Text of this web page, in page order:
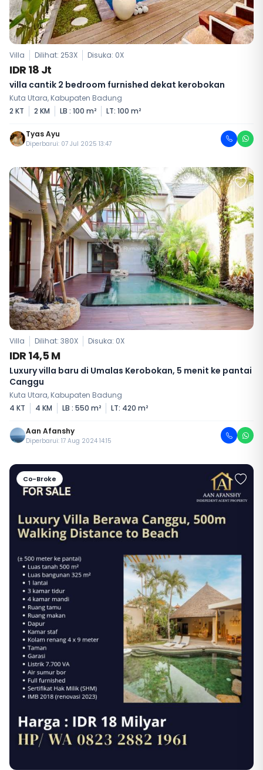
Villa Dilihat: 253X Disuka: 0X
IDR 18 Jt
villa cantik 2 bedroom furnished dekat kerobokan
Kuta Utara, Kabupaten Badung
2 KT
2 KM LB : 100 m² LT: 100 m²
Tyas Ayu
Diperbarui: 07 Jul 2025 13:47
Villa Dilihat: 380X Disuka: 0X
IDR 14,5 M
Luxury villa baru di Umalas Kerobokan, 5 menit ke pantai
Canggu
Kuta Utara, Kabupaten Badung
4 KT
4 KM LB : 550 m² LT: 420 m²
Aan Afanshy
Diperbarui: 17 Aug 2024 14:15
Co-Broke